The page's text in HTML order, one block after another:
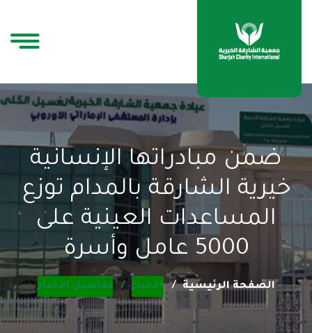
ضمن مبادراتها الإنسانية
خيرية الشارقة بالمدام توزع
المساعدات العينية على
5000 عامل وأسرة
الصفحة الرئيسية الأخبار تفاصيل الأخبار